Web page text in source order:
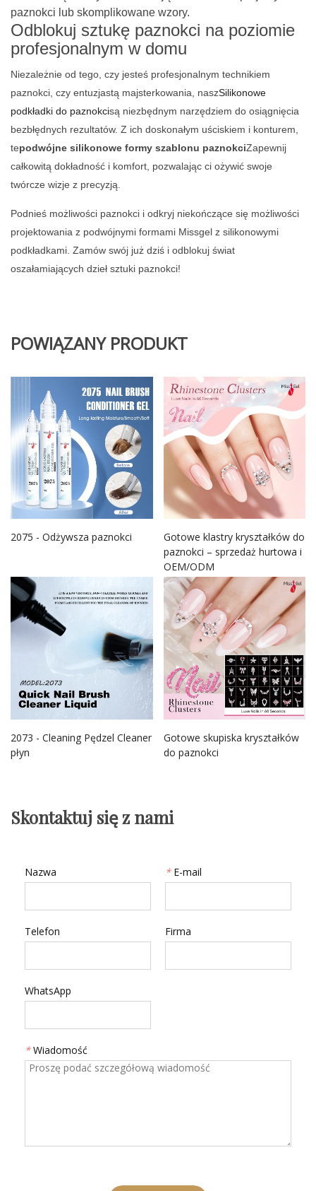
paznokci lub skomplikowane wzory.
Odblokuj sztukę paznokci na poziomie
profesjonalnym w domu
Niezależnie od tego, czy jesteś profesjonalnym technikiem
paznokci, czy entuzjastą majsterkowania, naszSilikonowe
podkładki do paznokcisą niezbędnym narzędziem do osiągnięcia
bezbłędnych rezultatów. Z ich doskonałym uściskiem i konturem,
tepodwójne silikonowe formy szablonu paznokciZapewnij
całkowitą dokładność i komfort, pozwalając ci ożywić swoje
twórcze wizje z precyzją.
Podnieś możliwości paznokci i odkryj niekończące się możliwości
projektowania z podwójnymi formami Missgel z silikonowymi
podkładkami. Zamów swój już dziś i odblokuj świat
oszałamiających dzieł sztuki paznokci!
POWIĄZANY PRODUKT
2075 - Odżywsza paznokci
Gotowe klastry kryształków do
paznokci – sprzedaż hurtowa i
OEM/ODM
2073 - Cleaning Pędzel Cleaner
płyn
Gotowe skupiska kryształków
do paznokci
Skontaktuj się z nami
Nazwa * E-mail
Telefon Firma
WhatsApp
* Wiadomość